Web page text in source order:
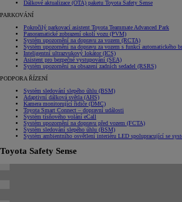
Dálkové aktualizace (OTA) paketu Toyota Safety Sense
PARKOVÁNÍ
Pokročilý parkovací asistent Toyota Teammate Advanced Park
Panoramatické zobrazení okolí vozu (PVM)
Systém upozornění na dopravu za vozem (RCTA)
Systém upozornění na dopravu za vozem s funkcí automatického
Inteligentní ultrazvukový lokátor (ICS)
Asistent pro bezpečné vystupování (SEA)
Systém upozornění na obsazení zadních sedadel (RSRS)
PODPORA ŘÍZENÍ
Systém sledování slepého úhlu (BSM)
Adaptivní dálková světla (AHS)
Kamera monitorující řidiče (DMC)
Toyota Smart Connect – dopravní události
Systém tísňového volání eCall
Systém upozornění na dopravu před vozem (FCTA)
Systém sledování slepého úhlu (BSM)
Systém ambientního osvětlení interiéru LED spolupracující se
Toyota Safety Sense